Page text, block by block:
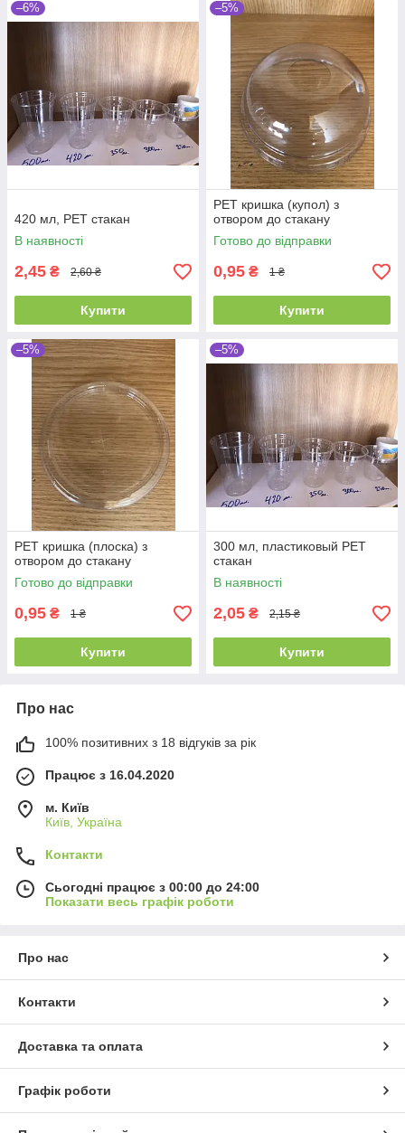
–6%
420 мл, PET стакан
В наявності
2,45 ₴ 2,60 ₴
Купити
–5%
PET кришка (купол) з
отвором до стакану
Готово до відправки
0,95 ₴ 1 ₴
Купити
–5%
PET кришка (плоска) з
отвором до стакану
Готово до відправки
0,95 ₴ 1 ₴
Купити
–5%
300 мл, пластиковый PET
стакан
В наявності
2,05 ₴ 2,15 ₴
Купити
Про нас
100% позитивних з 18 відгуків за рік
Працює з 16.04.2020
м. Київ
Київ, Україна
Контакти
Сьогодні працює з 00:00 до 24:00
Показати весь графік роботи
Про нас
Контакти
Доставка та оплата
Графік роботи